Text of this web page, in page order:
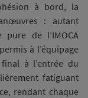
à bord, la
: autant
de l’IMOCA
à l’équipage
à l’entrée du
fatiguant
rendant chaque